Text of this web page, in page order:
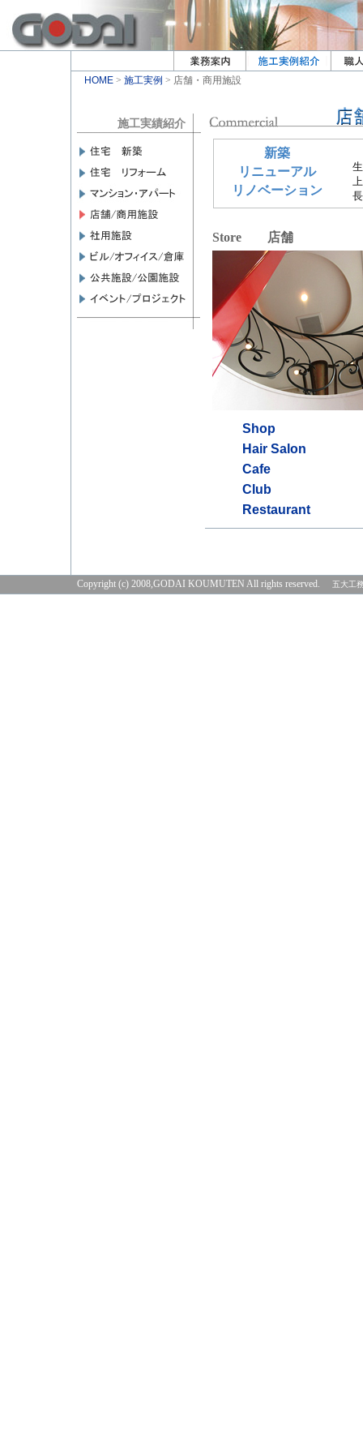
HOME > 施工実例 > 店舗・商用施設
施工実績紹介
新築
リニューアル
リノベーション
Store 店舗
Shop
Hair Salon
Cafe
Club
Restaurant
Copyright (c) 2008,GODAI KOUMUTEN All rights reserved. 五大工